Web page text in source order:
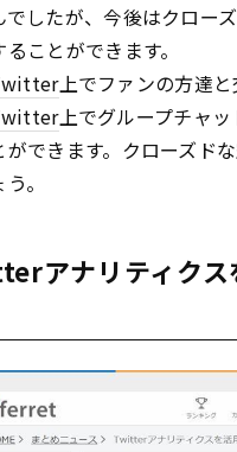
でしたが、今後はクロー
ことができます。
上でファンの方達
上でグループチャッ
ができます。クローズド
。
アナリティクス